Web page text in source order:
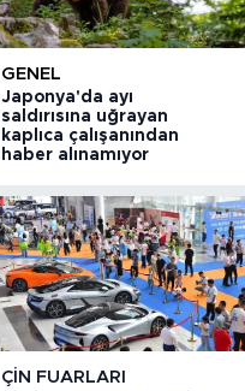
GENEL
Japonya'da ayı
saldırısına uğrayan
kaplıca çalışanından
haber alınamıyor
ÇIN FUARLARI